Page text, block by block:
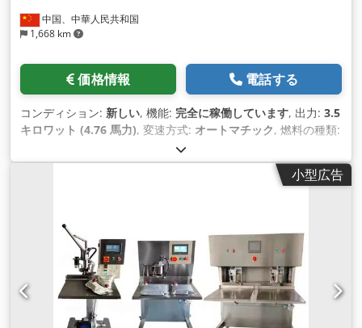
中国、中華人民共和国
1,668 km
価格情報 電話する
コンディション: 新しい, 機能: 完全に稼働しています, 出力: 3.5
キロワット (4.76 馬力), 変速方式: オートマチック, 燃料の種類:
3,500 kg（キログラム）
2025, 稼働時間:1 h, 機械／車両番号:MZatbm01, 装備:CEマ
小型広告